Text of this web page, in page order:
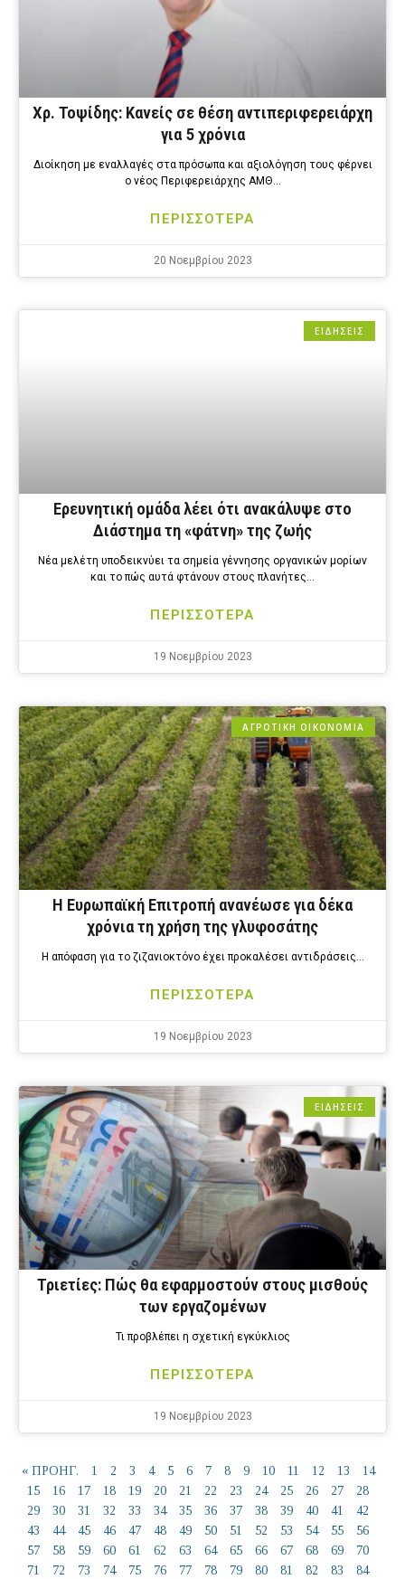
Χρ. Τοψίδης: Κανείς σε θέση αντιπεριφερειάρχη
για 5 χρόνια
Διοίκηση με εναλλαγές στα πρόσωπα και αξιολόγηση τους φέρνει
ο νέος Περιφερειάρχης ΑΜΘ…
ΠΕΡΙΣΣΟΤΕΡΑ
20 Νοεμβρίου 2023
ΕΙΔΗΣΕΙΣ
Ερευνητική ομάδα λέει ότι ανακάλυψε στο
Διάστημα τη «φάτνη» της ζωής
Νέα μελέτη υποδεικνύει τα σημεία γέννησης οργανικών μορίων
και το πώς αυτά φτάνουν στους πλανήτες…
ΠΕΡΙΣΣΟΤΕΡΑ
19 Νοεμβρίου 2023
ΑΓΡΟΤΙΚΗ ΟΙΚΟΝΟΜΙΑ
H Ευρωπαϊκή Επιτροπή ανανέωσε για δέκα
χρόνια τη χρήση της γλυφοσάτης
Η απόφαση για το ζιζανιοκτόνο έχει προκαλέσει αντιδράσεις…
ΠΕΡΙΣΣΟΤΕΡΑ
19 Νοεμβρίου 2023
ΕΙΔΗΣΕΙΣ
Τριετίες: Πώς θα εφαρμοστούν στους μισθούς
των εργαζομένων
Τι προβλέπει η σχετική εγκύκλιος
ΠΕΡΙΣΣΟΤΕΡΑ
19 Νοεμβρίου 2023
« ΠΡΟΗΓ. 1 2 3 4 5 6 7 8 9 10 11 12 13
14
15
16 17 18 19 20 21 22 23 24 25 26 27
28
29
30 31 32 33 34 35 36 37 38 39 40 41
42
43
44 45 46 47 48 49 50 51 52 53 54 55
56
57
58 59 60 61 62 63 64 65 66 67 68 69
70
71
72 73 74 75 76 77 78 79 80 81 82 83
84